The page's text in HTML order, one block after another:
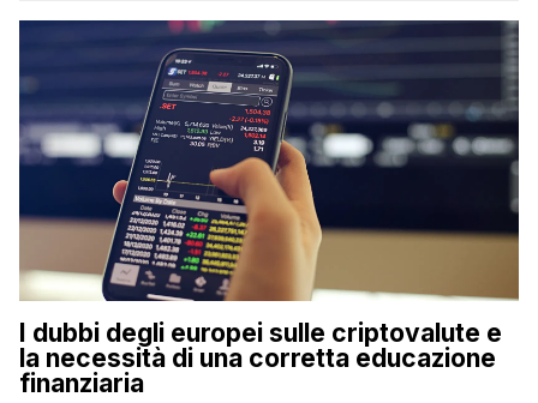
flessibilità e rendimento. Come funzionano […]
I dubbi degli europei sulle criptovalute e
la necessità di una corretta educazione
finanziaria